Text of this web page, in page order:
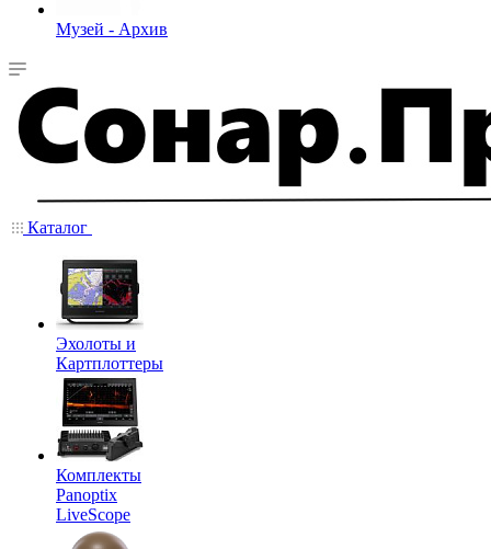
Музей - Архив
Каталог
Эхолоты и
Картплоттеры
Комплекты
Panoptix
LiveScope